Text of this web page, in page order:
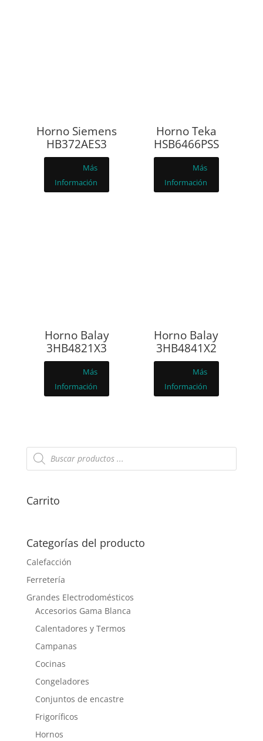
Horno Siemens
HB372AES3
Más
Información
Horno Teka
HSB6466PSS
Más
Información
Horno Balay
3HB4821X3
Más
Información
Horno Balay
3HB4841X2
Más
Información
Búsqueda
de
productos
Carrito
Categorías del producto
Calefacción
Ferretería
Grandes Electrodomésticos
Accesorios Gama Blanca
Calentadores y Termos
Campanas
Cocinas
Congeladores
Conjuntos de encastre
Frigoríficos
Hornos